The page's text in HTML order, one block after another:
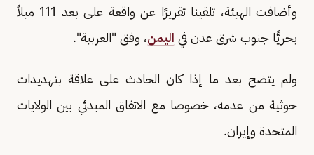
وأضافت الهيئة، تلقينا تقريرًا عن واقعة على بعد 111 ميلاً
بحريًّا جنوب شرق عدن في اليمن، وفق "العربية".
ولم يتضح بعد ما إذا كان الحادث على علاقة بتهديدات
حوثية من عدمه، خصوصا مع الاتفاق المبدئي بين الولايات
المتحدة وإيران.